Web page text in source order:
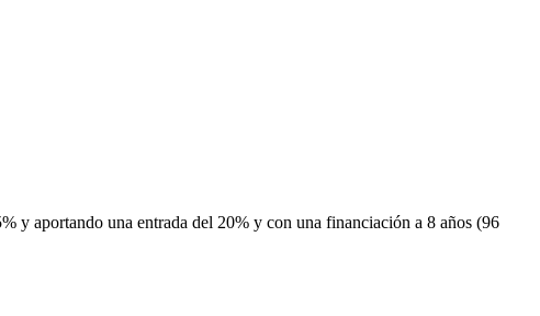
y aportando una entrada del 20% y con una financiación a 8 años (96